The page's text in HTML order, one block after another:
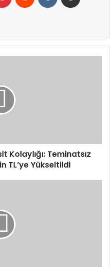
Kolaylığı: Teminatsız
TL’ye Yükseltildi